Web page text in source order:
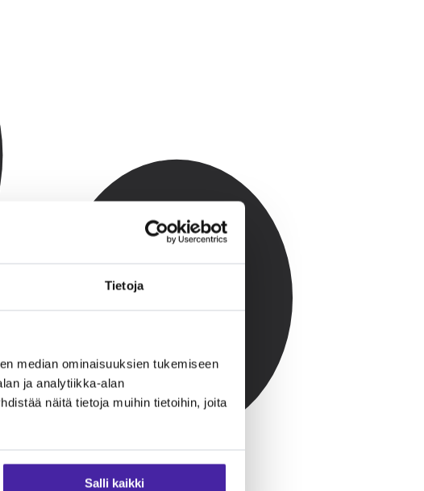
Tietoja
median ominaisuuksien tukemiseen
ja analytiikka-alan
näitä tietoja muihin tietoihin, joita
Salli kaikki